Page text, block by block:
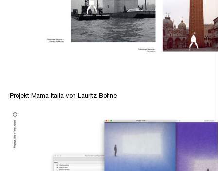
Projekt Mama Italia von Lauritz Bohne